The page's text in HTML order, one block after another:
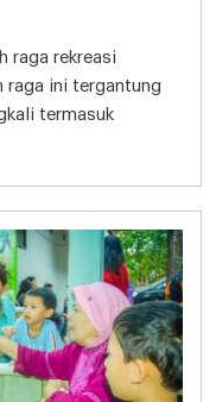
raga rekreasi
raga ini tergantung
termasuk